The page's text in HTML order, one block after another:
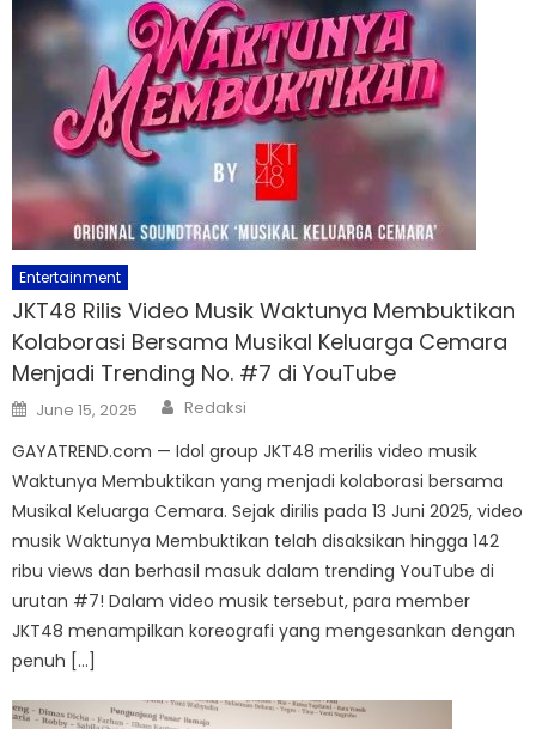
Entertainment
JKT48 Rilis Video Musik Waktunya Membuktikan
Kolaborasi Bersama Musikal Keluarga Cemara
Menjadi Trending No. #7 di YouTube
Posted
on
June 15, 2025 Author
Redaksi
GAYATREND.com — Idol group JKT48 merilis video musik
Waktunya Membuktikan yang menjadi kolaborasi bersama
Musikal Keluarga Cemara. Sejak dirilis pada 13 Juni 2025, video
musik Waktunya Membuktikan telah disaksikan hingga 142
ribu views dan berhasil masuk dalam trending YouTube di
urutan #7! Dalam video musik tersebut, para member
JKT48 menampilkan koreografi yang mengesankan dengan
penuh […]